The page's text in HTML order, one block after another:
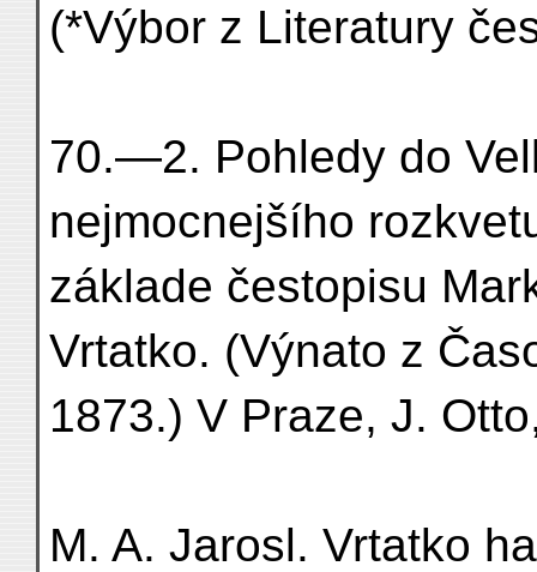
(*Výbor z Literatury
70.—2. Pohledy do
nejmocnejšího
základe čestopisu
Vrtatko. (Výnato z
1873.) V Praze, J.
M. A. Jarosl. Vrtatko